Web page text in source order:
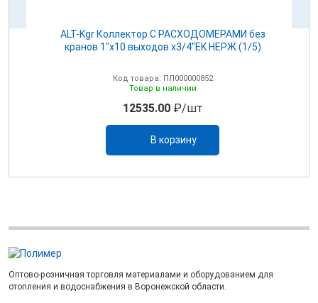
ALT-Kgr Коллектор С РАСХОДОМЕРАМИ без
кранов 1"х10 выходов х3/4"EK НЕРЖ (1/5)
Код товара: ПЛ000000852
Товар в наличии
12535.00₽/шт
В корзину
Оптово-розничная торговля материалами и оборудованием для
отопления и водоснабжения в Воронежской области.